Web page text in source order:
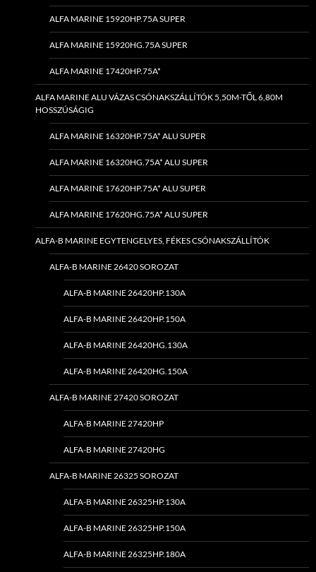
ALFA MARINE 15920HP.75A SUPER
ALFA MARINE 15920HG.75A SUPER
ALFA MARINE 17420HP.75A*
ALFA MARINE ALU VÁZAS CSÓNAKSZÁLLÍTÓK 5,50M-TŐL 6,80M
HOSSZÚSÁGIG
ALFA MARINE 16320HP.75A* ALU SUPER
ALFA MARINE 16320HG.75A* ALU SUPER
ALFA MARINE 17620HP.75A* ALU SUPER
ALFA MARINE 17620HG.75A* ALU SUPER
ALFA-B MARINE EGYTENGELYES, FÉKES CSÓNAKSZÁLLÍTÓK
ALFA-B MARINE 26420 SOROZAT
ALFA-B MARINE 26420HP.130A
ALFA-B MARINE 26420HP.150A
ALFA-B MARINE 26420HG.130A
ALFA-B MARINE 26420HG.150A
ALFA-B MARINE 27420 SOROZAT
ALFA-B MARINE 27420HP
ALFA-B MARINE 27420HG
ALFA-B MARINE 26325 SOROZAT
ALFA-B MARINE 26325HP.130A
ALFA-B MARINE 26325HP.150A
ALFA-B MARINE 26325HP.180A